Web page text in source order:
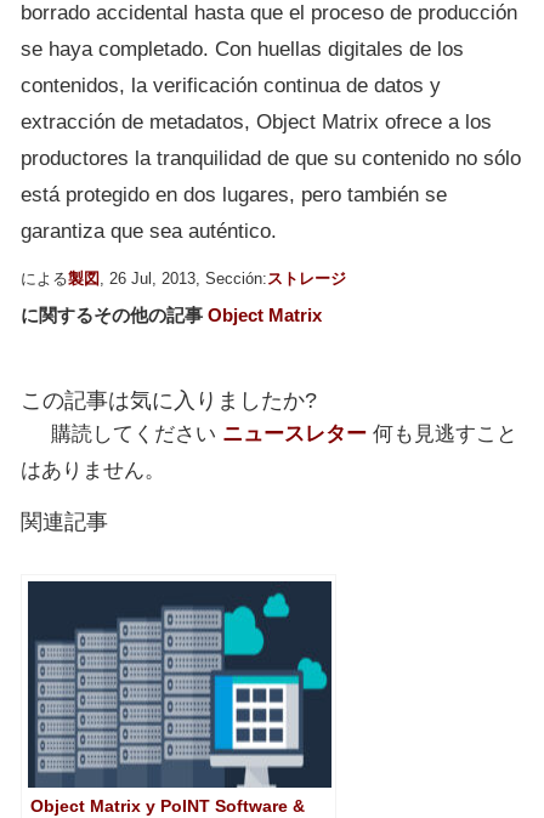
borrado accidental hasta que el proceso de producción
se haya completado. Con huellas digitales de los
contenidos, la verificación continua de datos y
extracción de metadatos, Object Matrix ofrece a los
productores la tranquilidad de que su contenido no sólo
está protegido en dos lugares, pero también se
garantiza que sea auténtico.
による製図 , 26 Jul, 2013, Sección:ストレージ
に関するその他の記事 Object Matrix
この記事は気に入りましたか?
購読してください ニュースレター 何も見逃すこと
はありません。
関連記事
Object Matrix y PoINT Software &